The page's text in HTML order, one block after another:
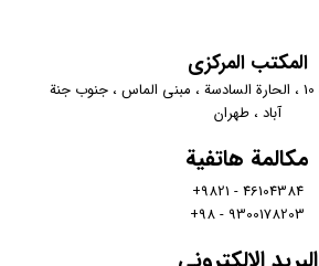
المكتب المركزي
الطابق الثالث ، الوحدة 10 ، الحارة السادسة ، مبنى الماس ، جنوب جنة
آباد ، طهران
مكالمة هاتفية
46104384 - 9821+
9300178203 - 98+